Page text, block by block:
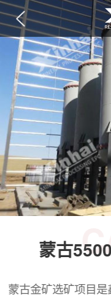
蒙古
蒙古金矿选矿项目